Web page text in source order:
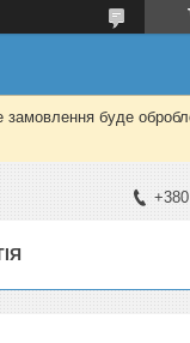
замовлення буде